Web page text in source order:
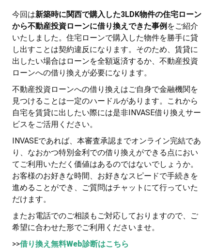
今回は新築時に関西で購入した3LDK物件の住宅ローン
から不動産投資ローンに借り換えできた事例 をご紹介
いたしました。住宅ローンで購入した物件を勝手に貸
し出すことは契約違反になります。そのため、賃貸に
出したい場合はローンを全額返済するか、不動産投資
ローンへの借り換えが必要になります。
不動産投資ローンへの借り換えはご自身で金融機関を
見つけることは一定のハードルがあります。これから
自宅を賃貸に出したい際には是非INVASE借り換えサー
ビスをご活用ください。
INVASEであれば、本審査承認までオンライン完結であ
り、なおかつ特別金利での借り換えができる点におい
てご利用いただく価値はあるのではないでしょうか。
お客様のお好きな時間、お好きなスピードで手続きを
進めることができ、ご質問はチャットにて行っていた
だけます。
またお電話でのご相談もご対応しておりますので、ご
希望に合わせた形でご利用くださいませ。
>>借り換え無料Web診断はこちら